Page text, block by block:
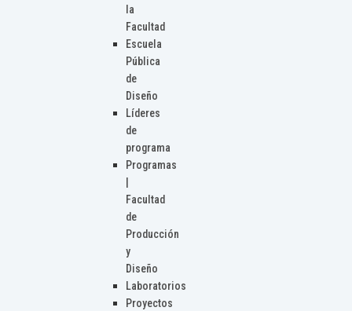
la
Facultad
Escuela
Pública
de
Diseño
Líderes
de
programa
Programas
Facultad
de
Producción
y
Diseño
Laboratorios
Proyectos